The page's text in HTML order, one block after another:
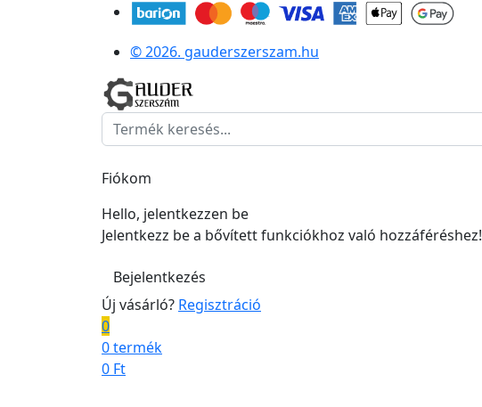
© 2026. gauderszerszam.hu
Fiókom
Hello, jelentkezzen be
Jelentkezz be a bővített funkciókhoz való hozzáféréshez!
Bejelentkezés
Új vásárló? Regisztráció
0
0 termék
0 Ft